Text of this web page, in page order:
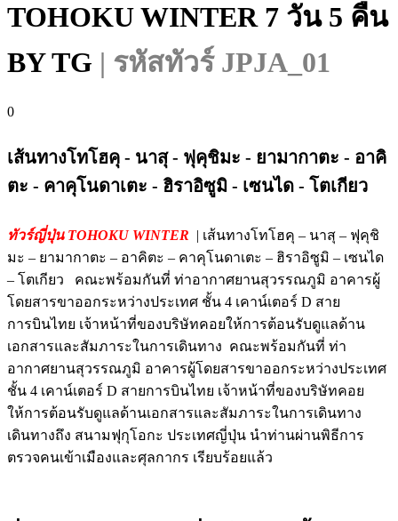
TOHOKU WINTER 7 วัน 5 คืน
BY TG | รหัสทัวร์ JPJA_01
0
เส้นทางโทโฮคุ - นาสุ - ฟุคุชิมะ - ยามากาตะ - อาคิ
ตะ - คาคุโนดาเตะ - ฮิราอิซูมิ - เซนได - โตเกียว
ทัวร์ญี่ปุ่น TOHOKU WINTER | เส้นทางโทโฮคุ – นาสุ – ฟุคุชิ
มะ – ยามากาตะ – อาคิตะ – คาคุโนดาเตะ – ฮิราอิซูมิ – เซนได
– โตเกียว คณะพร้อมกันที่ ท่าอากาศยานสุวรรณภูมิ อาคารผู้
โดยสารขาออกระหว่างประเทศ ชั้น 4 เคาน์เตอร์ D สาย
การบินไทย เจ้าหน้าที่ของบริษัทคอยให้การต้อนรับดูแลด้าน
เอกสารและสัมภาระในการเดินทาง คณะพร้อมกันที่ ท่า
อากาศยานสุวรรณภูมิ อาคารผู้โดยสารขาออกระหว่างประเทศ
ชั้น 4 เคาน์เตอร์ D สายการบินไทย เจ้าหน้าที่ของบริษัทคอย
ให้การต้อนรับดูแลด้านเอกสารและสัมภาระในการเดินทาง
เดินทางถึง สนามฟุกุโอกะ ประเทศญี่ปุ่น นำท่านผ่านพิธีการ
ตรวจคนเข้าเมืองและศุลกากร เรียบร้อยแล้ว